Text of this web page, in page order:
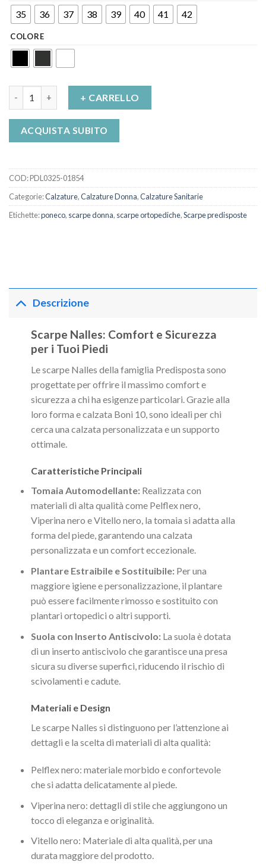
35 36 37 38 39 40 41 42
COLORE
+ CARRELLO
ACQUISTA SUBITO
COD:PDL0325-01854
Categorie:Calzature,Calzature Donna,Calzature Sanitarie
Etichette:poneco, scarpe donna, scarpe ortopediche,Scarpe predisposte
Descrizione
Scarpe Nalles: Comfort e Sicurezza
per i Tuoi Piedi
Le scarpe Nalles della famiglia Predisposta sono
progettate per offrire il massimo comfort e
sicurezza a chi ha esigenze particolari. Grazie alla
loro forma e calzata Boni 10, sono ideali per chi
cerca una calzata personalizzata e un supporto
ottimale.
Caratteristiche Principali
Tomaia Automodellante:Realizzata con
materiali di alta qualità come Pelflex nero,
Viperina nero e Vitello nero, la tomaia si adatta alla
forma del piede, garantendo una calzata
personalizzata e un comfort eccezionale.
Plantare Estraibile e Sostituibile:Per una
maggiore igiene e personalizzazione, il plantare
può essere facilmente rimosso e sostituito con
plantari ortopedici o altri supporti.
Suola con Inserto Antiscivolo:La suola è dotata
di un inserto antiscivolo che garantisce una presa
sicura su diverse superfici, riducendo il rischio di
scivolamenti e cadute.
Materiali e Design
Le scarpe Nalles si distinguono per l’attenzione ai
dettagli e la scelta di materiali di alta qualità:
Pelflex nero: materiale morbido e confortevole
che si adatta delicatamente al piede.
Viperina nero: dettagli di stile che aggiungono un
tocco di eleganza e originalità.
Vitello nero: Materiale di alta qualità, per una
durata maggiore del prodotto.